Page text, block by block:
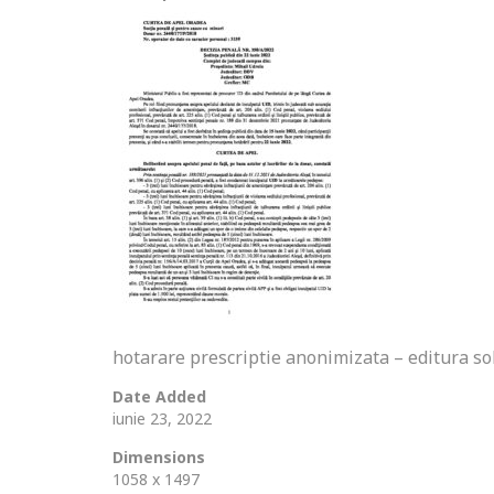
hotarare prescriptie anonimizata – editura
Date Added
iunie 23, 2022
Dimensions
1058 x 1497